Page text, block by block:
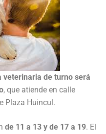
veterinaria de turno será
, que atiende en calle
Plaza Huincul.
de 11 a 13 y de 17 a 19. El